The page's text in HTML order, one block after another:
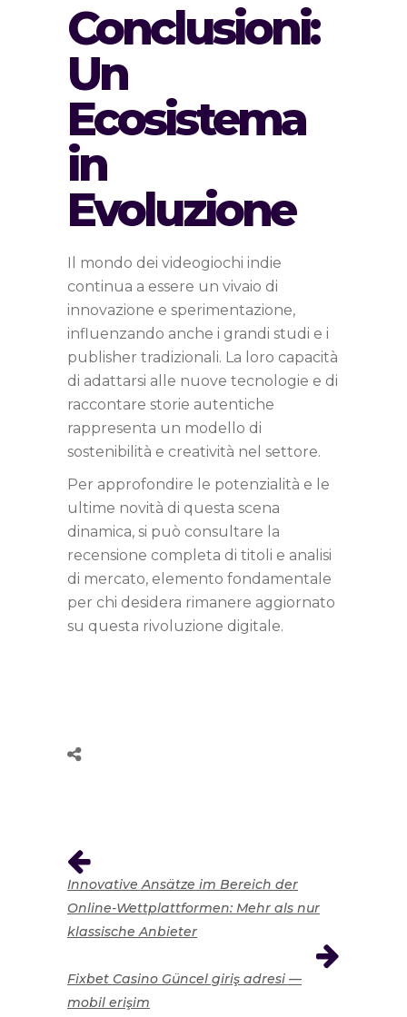
Conclusioni:
Un
Ecosistema
in
Evoluzione
Il mondo dei videogiochi indie
continua a essere un vivaio di
innovazione e sperimentazione,
influenzando anche i grandi studi e i
publisher tradizionali. La loro capacità
di adattarsi alle nuove tecnologie e di
raccontare storie autentiche
rappresenta un modello di
sostenibilità e creatività nel settore.
Per approfondire le potenzialità e le
ultime novità di questa scena
dinamica, si può consultare la
recensione completa di titoli e analisi
di mercato, elemento fondamentale
per chi desidera rimanere aggiornato
su questa rivoluzione digitale.
Innovative Ansätze im Bereich der
Online-Wettplattformen: Mehr als nur
klassische Anbieter
Fixbet Casino Güncel giriş adresi —
mobil erişim